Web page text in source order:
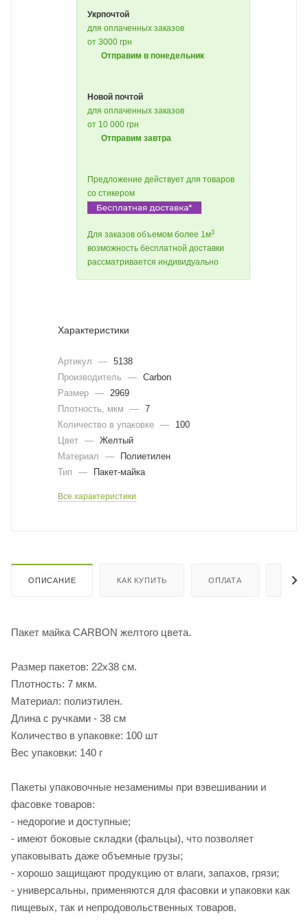
Укрпочтой
для оплаченных заказов
от 3000 грн
Отправим в понедельник
Новой почтой
для оплаченных заказов
от 10 000 грн
Отправим завтра
Предложение действует для товаров
со стикером
Для заказов объемом более 1м3
возможность бесплатной доставки
рассматривается индивидуально
Характеристики
Артикул — 5138
Производитель
— Carbon
Размер —
2969
Плотность, мкм
— 7
Количество в упаковке —
100
Цвет — Желтый
Материал
—
Полиетилен
Тип
— Пакет-майка
Все характеристики
ОПИСАНИЕ КАК КУПИТЬ ОПЛАТА
Пакет майка CARBON желтого цвета.
Размер пакетов: 22х38 см.
Плотность: 7 мкм.
Материал: полиэтилен.
Длина с ручками - 38 см
Количество в упаковке: 100 шт
Вес упаковки: 140 г
Пакеты упаковочные незаменимы при взвешивании и
фасовке товаров:
- недорогие и доступные;
- имеют боковые складки (фальцы), что позволяет
упаковывать даже объемные грузы;
- хорошо защищают продукцию от влаги, запахов, грязи;
- универсальны, применяются для фасовки и упаковки как
пищевых, так и непродовольственных товаров.